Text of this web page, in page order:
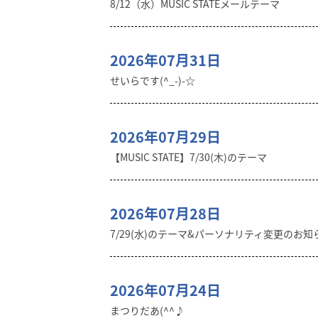
8/12（水）MUSIC STATEメールテーマ
2026年07月31日
せいらです(^_-)-☆
2026年07月29日
【MUSIC STATE】7/30(木)のテーマ
2026年07月28日
7/29(水)のテーマ&パーソナリティ変更のお知
2026年07月24日
まつりだあ(^^♪